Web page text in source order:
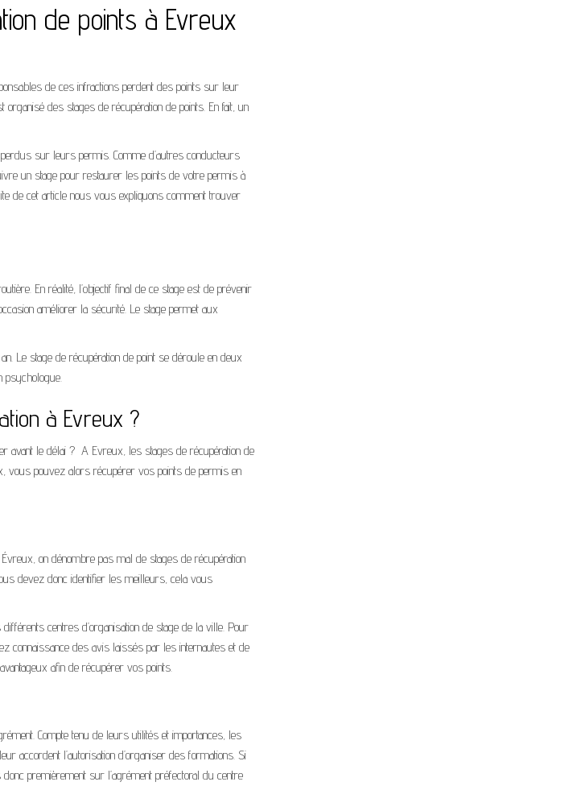
de points à Evreux
de ces infractions perdent des points sur leur
des stages de récupération de points. En fait, un
sur leurs permis. Comme d’autres conducteurs
un stage pour restaurer les points de votre permis à
de cet article nous vous expliquons comment trouver
En réalité, l’objectif final de ce stage est de prévenir
améliorer la sécurité. Le stage permet aux
Le stage de récupération de point se déroule en deux
psychologue.
à Evreux ?
avant le délai ? A Evreux, les stages de récupération de
vous pouvez alors récupérer vos points de permis en
on dénombre pas mal de stages de récupération
devez donc identifier les meilleurs, cela vous
centres d’organisation de stage de la ville. Pour
connaissance des avis laissés par les internautes et de
afin de récupérer vos points.
Compte tenu de leurs utilités et importances, les
accordent l’autorisation d’organiser des formations. Si
premièrement sur l’agrément préfectoral du centre